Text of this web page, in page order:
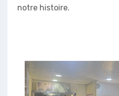
notre histoire.